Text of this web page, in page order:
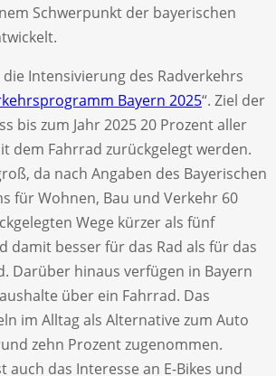
Schwerpunkt der bayerischen
Intensivierung des Radverkehrs
Bayern 2025“. Ziel der
bis zum Jahr 2025 20 Prozent aller
dem Fahrrad zurückgelegt werden.
da nach Angaben des Bayerischen
für Wohnen, Bau und Verkehr 60
Wege kürzer als fünf
damit besser für das Rad als für das
Darüber hinaus verfügen in Bayern
über ein Fahrrad. Das
im Alltag als Alternative zum Auto
zehn Prozent zugenommen.
auch das Interesse an E-Bikes und